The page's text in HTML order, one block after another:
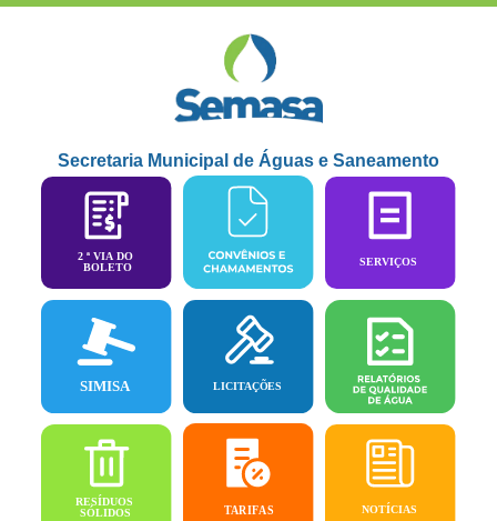
Secretaria Municipal de Águas e Saneamento